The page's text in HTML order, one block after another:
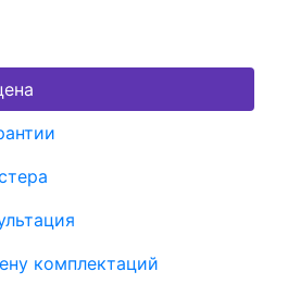
комплектаций